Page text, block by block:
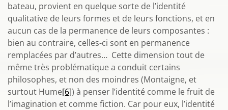
bateau, provient en quelque sorte de l’identité
qualitative de leurs formes et de leurs fonctions, et en
aucun cas de la permanence de leurs composantes :
bien au contraire, celles-ci sont en permanence
remplacées par d’autres… Cette dimension tout de
même très problématique a conduit certains
philosophes, et non des moindres (Montaigne, et
surtout Hume[6]) à penser l’identité comme le fruit de
l’imagination et comme fiction. Car pour eux, l’identité